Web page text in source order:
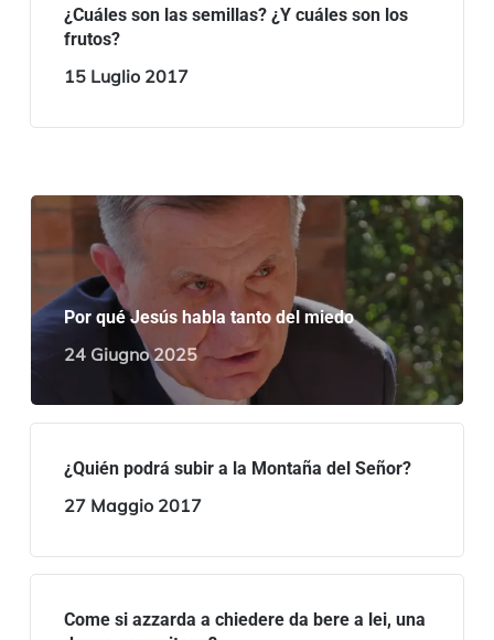
¿Cuáles son las semillas? ¿Y cuáles son los
frutos?
15 Luglio 2017
Por qué Jesús habla tanto del miedo
24 Giugno 2025
¿Quién podrá subir a la Montaña del Señor?
27 Maggio 2017
Come si azzarda a chiedere da bere a lei, una